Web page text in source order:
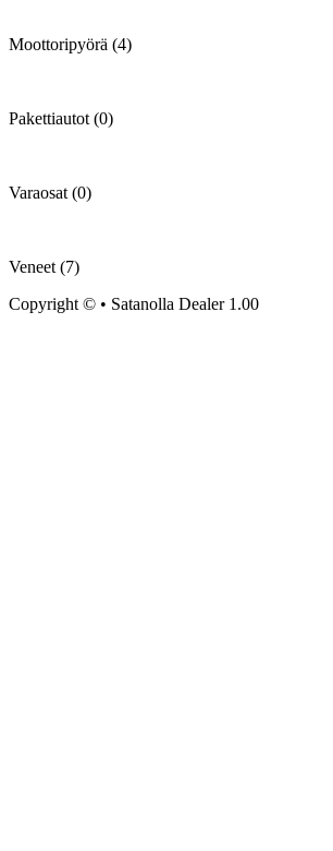
Moottoripyörä (4)
Pakettiautot (0)
Varaosat (0)
Veneet (7)
Copyright © • Satanolla Dealer 1.00